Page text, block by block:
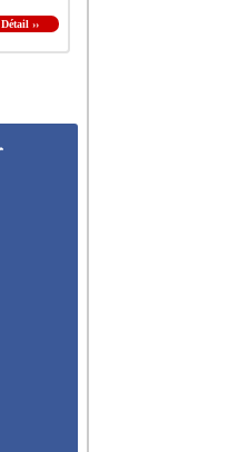
Détail ››